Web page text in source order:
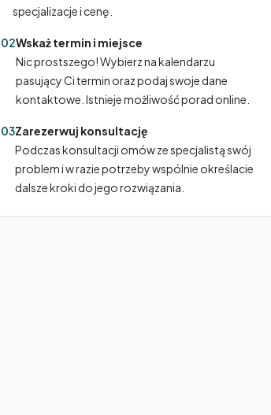
specjalizacje i cenę.
02Wskaż termin i miejsce
Nic prostszego! Wybierz na kalendarzu
pasujący Ci termin oraz podaj swoje dane
kontaktowe. Istnieje możliwość porad online.
03Zarezerwuj konsultację
Podczas konsultacji omów ze specjalistą swój
problem i w razie potrzeby wspólnie określacie
dalsze kroki do jego rozwiązania.